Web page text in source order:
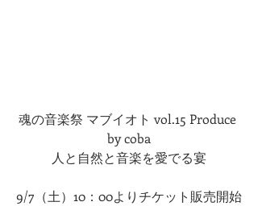
魂の音楽祭 マブイオト vol.15 Produce
by coba
人と自然と音楽を愛でる宴
9/7（土）10：00よりチケット販売開始